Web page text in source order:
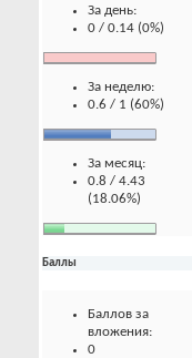
За день:
0 / 0.14 (0%)
За неделю:
0.6 / 1 (60%)
За месяц:
0.8 / 4.43
(18.06%)
Баллы
Баллов за
вложения:
0